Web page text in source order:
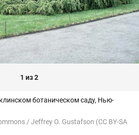
1 из 2
ботаническом саду, Нью-
/ Jeffrey O. Gustafson (CC BY-SA